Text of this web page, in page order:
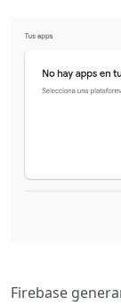
Firebase